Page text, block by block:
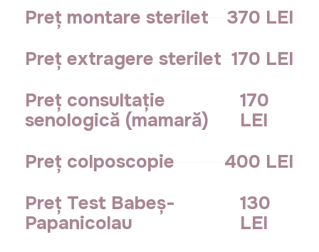
Preț montare sterilet
370 LEI
Preț extragere sterilet 170 LEI
Preț consultație
senologică (mamară)
170
LEI
Preț colposcopie
400 LEI
Preț Test Babeș-
Papanicolau
130
LEI